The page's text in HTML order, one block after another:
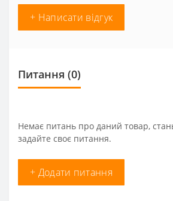
+ Написати відгук
Питання (0)
Немає питань про даний товар,
задайте своє питання.
+ Додати питання